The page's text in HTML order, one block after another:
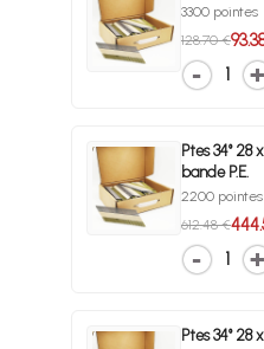
3300 pointes
128.70 €
1
Ptes 34° 28
bande P.E.
2200 pointes
612.48 €
1
Ptes 34° 28